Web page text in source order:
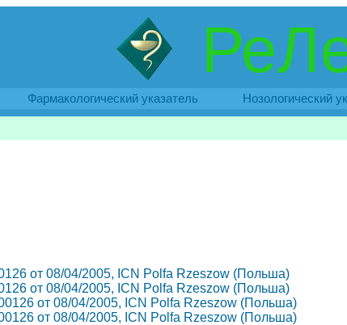
Фармакологический указатель Нозологический
от 08/04/2005, ICN Polfa Rzeszow (Польша)
от 08/04/2005, ICN Polfa Rzeszow (Польша)
от 08/04/2005, ICN Polfa Rzeszow (Польша)
от 08/04/2005, ICN Polfa Rzeszow (Польша)